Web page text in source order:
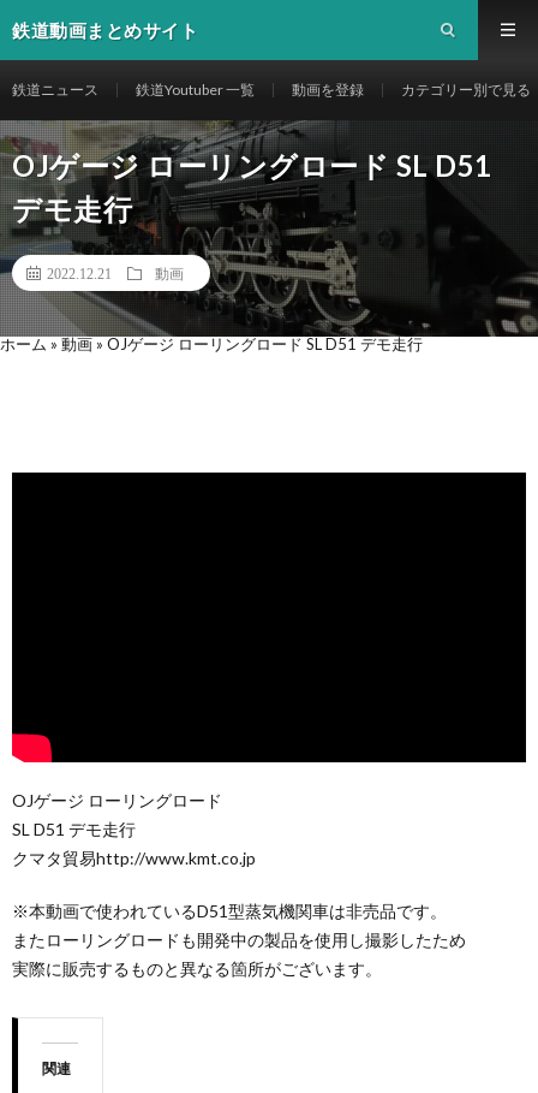
鉄道動画まとめサイト
鉄道ニュース 鉄道Youtuber 一覧 動画を登録 カテゴリー別で見る
OJゲージ ローリングロード SL D51
デモ走行
2022.12.21 動画
ホーム » 動画 » OJゲージ ローリングロード SL D51 デモ走行
OJゲージ ローリングロード
SL D51 デモ走行
クマタ貿易http://www.kmt.co.jp
※本動画で使われているD51型蒸気機関車は非売品です。
またローリングロードも開発中の製品を使用し撮影したため
実際に販売するものと異なる箇所がございます。
関連